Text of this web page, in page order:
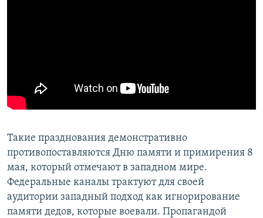
Такие празднования демонстративно
противопоставляются Дню памяти и примирения 8
мая, который отмечают в западном мире.
Федеральные каналы трактуют для своей
аудитории западный подход как игнорирование
памяти дедов, которые воевали. Пропагандой